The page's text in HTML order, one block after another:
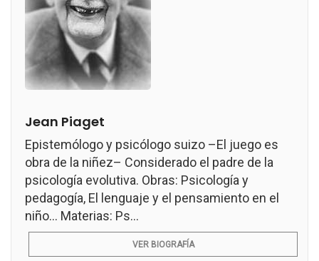
Jean Piaget
Epistemólogo y psicólogo suizo –El juego es
obra de la niñez– Considerado el padre de la
psicología evolutiva. Obras: Psicología y
pedagogía, El lenguaje y el pensamiento en el
niño... Materias: Ps...
VER BIOGRAFÍA